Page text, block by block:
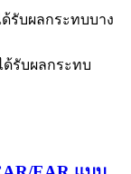
รับผลกระทบบาง
รับผลกระทบ